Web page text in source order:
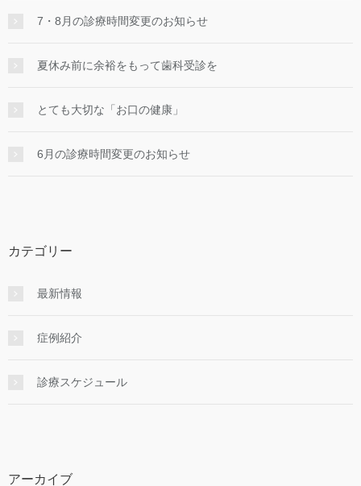
7・8月の診療時間変更のお知らせ
夏休み前に余裕をもって歯科受診を
とても大切な「お口の健康」
6月の診療時間変更のお知らせ
カテゴリー
最新情報
症例紹介
診療スケジュール
アーカイブ